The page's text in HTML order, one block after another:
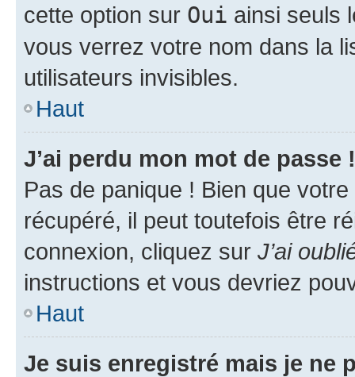
cette option sur Oui ainsi seuls
vous verrez votre nom dans la
utilisateurs invisibles.
Haut
J’ai perdu mon mot de passe !
Pas de panique ! Bien que
récupéré, il peut toutefois être
connexion, cliquez sur J’ai
instructions et vous devriez
Haut
Je suis enregistré mais je ne